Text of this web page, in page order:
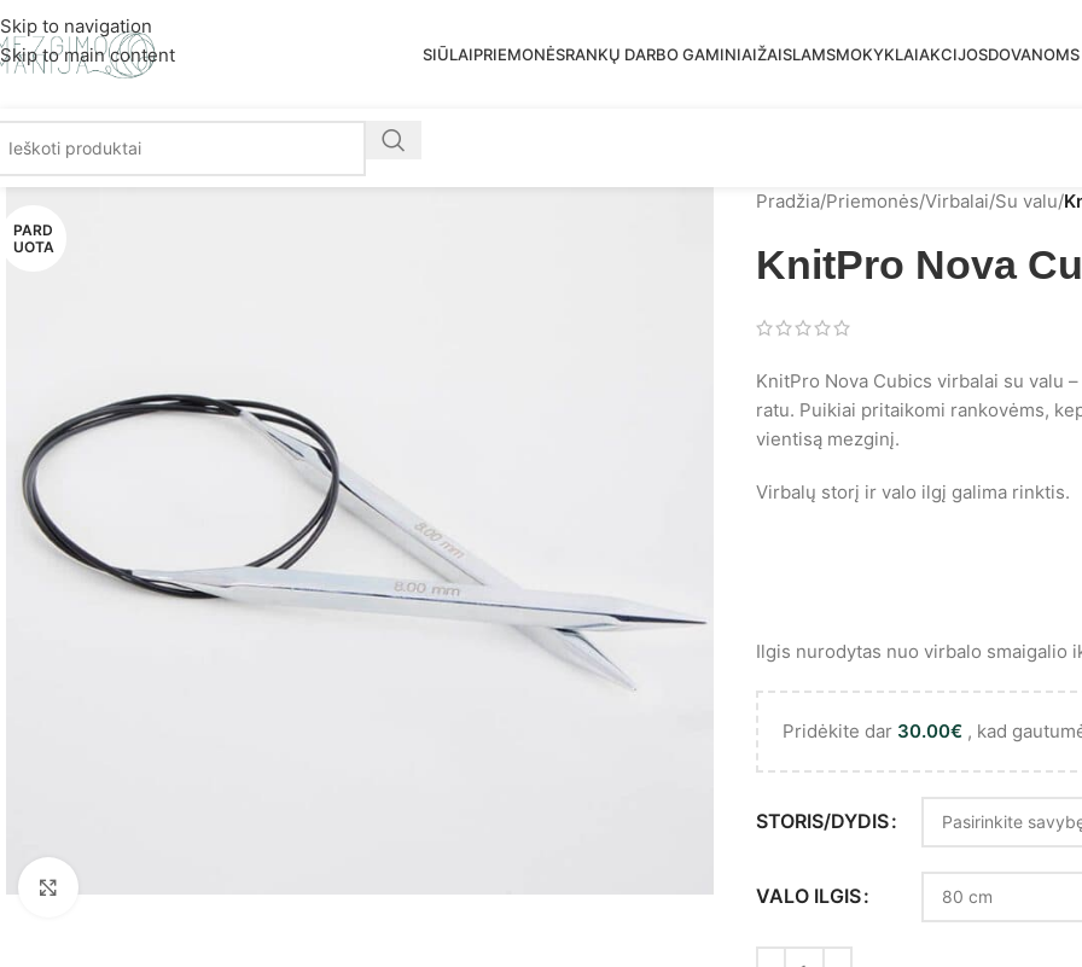
Skip to navigation
Skip to main content
SIŪLAIPRIEMONĖSRANKŲ DARBO GAMINIAIŽAISLAMSMOKYKLAIAKCIJOSDOVANOMS
PARD
UOTA
Pradžia/Priemonės/Virbalai/Su valu/
KnitPro Nova
KnitPro Nova Cubics virbalai su valu
ratu. Puikiai pritaikomi rankovėms,
vientisą mezginį.
Virbalų storį ir valo ilgį galima rinktis.
Ilgis nurodytas nuo virbalo smaigalio
Pridėkite dar 30.00€, kad
STORIS/DYDIS
VALO ILGIS